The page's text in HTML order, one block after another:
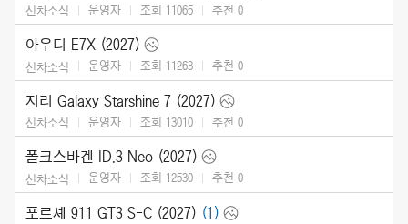
신차소식 운영자 조회 11065 추천 0
아우디 E7X (2027)
신차소식 운영자 조회 11263 추천 0
지리 Galaxy Starshine 7 (2027)
신차소식 운영자 조회 13010 추천 0
폴크스바겐 ID.3 Neo (2027)
신차소식 운영자 조회 12530 추천 0
포르셰 911 GT3 S-C (2027) (1)